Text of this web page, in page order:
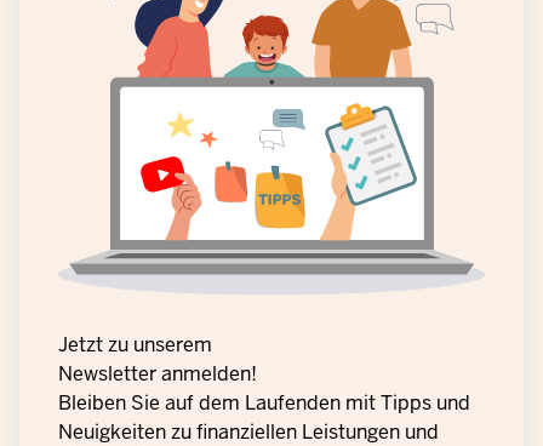
Jetzt zu unserem
Newsletter anmelden!
Bleiben Sie auf dem Laufenden mit Tipps und
Neuigkeiten zu finanziellen Leistungen und